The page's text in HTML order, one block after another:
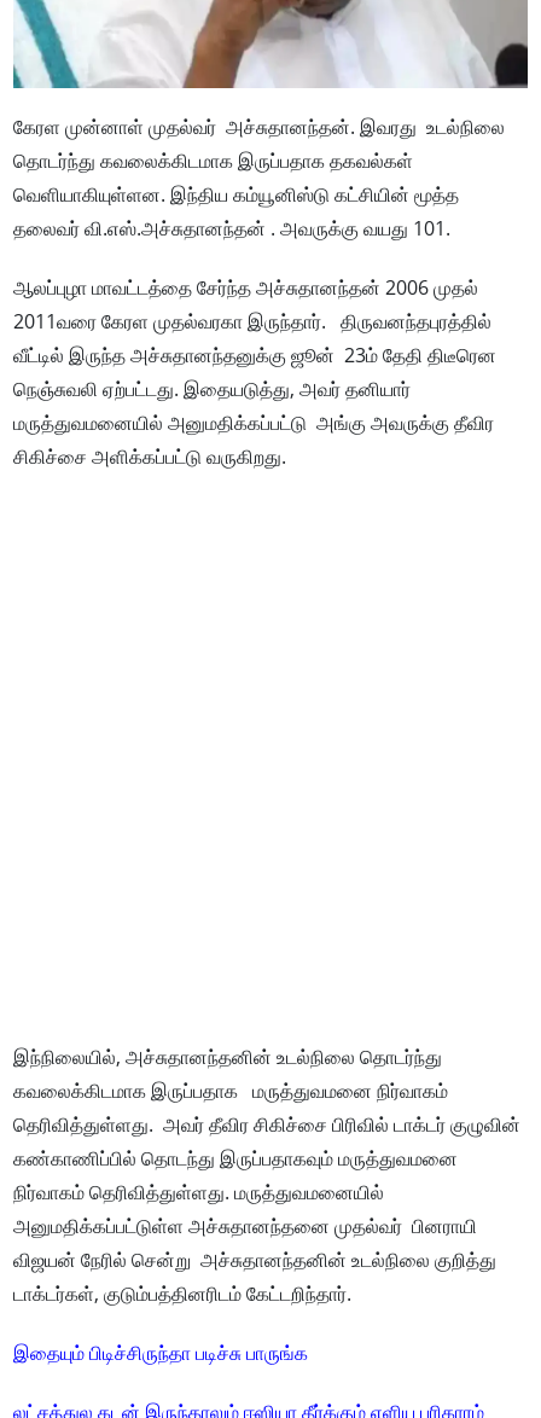
கேரள முன்னாள் முதல்வர் அச்சுதானந்தன். இவரது உடல்நிலை
தொடர்ந்து கவலைக்கிடமாக இருப்பதாக தகவல்கள்
வெளியாகியுள்ளன. இந்திய கம்யூனிஸ்டு கட்சியின் மூத்த
தலைவர் வி.எஸ்.அச்சுதானந்தன் .அவருக்கு வயது 101.
ஆலப்புழா மாவட்டத்தை சேர்ந்த அச்சுதானந்தன் 2006 முதல்
2011வரை கேரள முதல்வரகா இருந்தார். திருவனந்தபுரத்தில்
வீட்டில் இருந்த அச்சுதானந்தனுக்கு ஜூன் 23ம் தேதி திடீரென
நெஞ்சுவலி ஏற்பட்டது. இதையடுத்து, அவர் தனியார்
மருத்துவமனையில் அனுமதிக்கப்பட்டு அங்கு அவருக்கு தீவிர
சிகிச்சை அளிக்கப்பட்டு வருகிறது.
இந்நிலையில், அச்சுதானந்தனின் உடல்நிலை தொடர்ந்து
கவலைக்கிடமாக இருப்பதாக மருத்துவமனை நிர்வாகம்
தெரிவித்துள்ளது. அவர் தீவிர சிகிச்சை பிரிவில் டாக்டர் குழுவின்
கண்காணிப்பில் தொடந்து இருப்பதாகவும் மருத்துவமனை
நிர்வாகம் தெரிவித்துள்ளது. மருத்துவமனையில்
அனுமதிக்கப்பட்டுள்ள அச்சுதானந்தனை முதல்வர் பினராயி
விஜயன் நேரில் சென்று அச்சுதானந்தனின் உடல்நிலை குறித்து
டாக்டர்கள், குடும்பத்தினரிடம் கேட்டறிந்தார்.
இதையும் பிடிச்சிருந்தா படிச்சு பாருங்க
லட்சத்துல கடன் இருந்தாலும் ஈஸியா தீர்க்கும் எளிய பரிகாரம்